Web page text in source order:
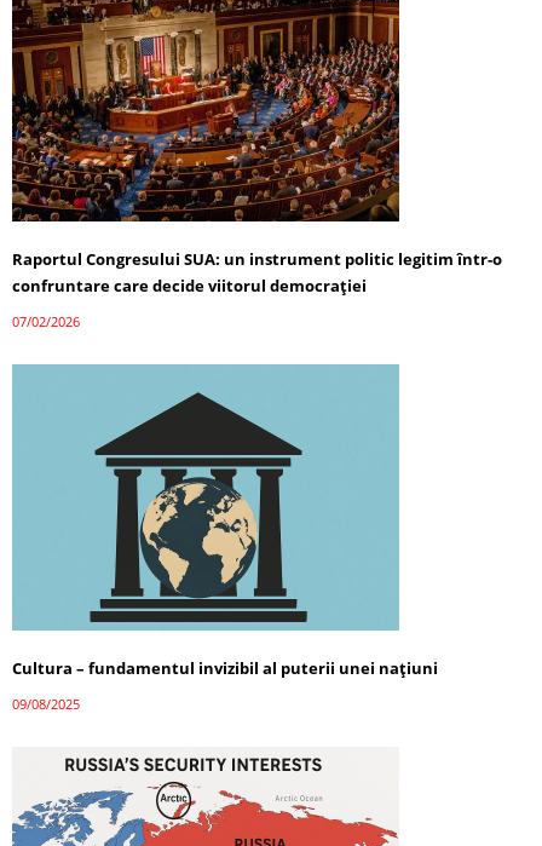
Raportul Congresului SUA: un instrument politic legitim într-o
confruntare care decide viitorul democrației
07/02/2026
Cultura – fundamentul invizibil al puterii unei națiuni
09/08/2025